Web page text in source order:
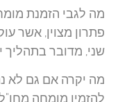
מה לגבי הזמנת
פתרון מצוין, אשר
שני, מדובר בתהליך
מה יקרה אם גם לא
להזמין מומחה